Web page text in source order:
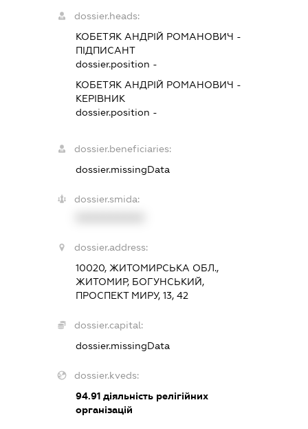
dossier.heads:
КОБЕТЯК АНДРІЙ РОМАНОВИЧ -
ПІДПИСАНТ
dossier.position -
КОБЕТЯК АНДРІЙ РОМАНОВИЧ -
КЕРІВНИК
dossier.position -
dossier.beneficiaries:
dossier.missingData
dossier.smida:
dossier.address:
10020, ЖИТОМИРСЬКА ОБЛ.,
ЖИТОМИР, БОГУНСЬКИЙ,
ПРОСПЕКТ МИРУ, 13, 42
dossier.capital:
dossier.missingData
dossier.kveds:
94.91 діяльність релігійних
організацій